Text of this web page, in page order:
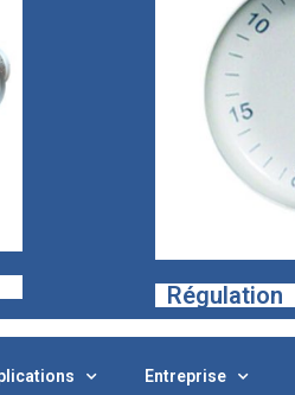
Régulation
Entreprise